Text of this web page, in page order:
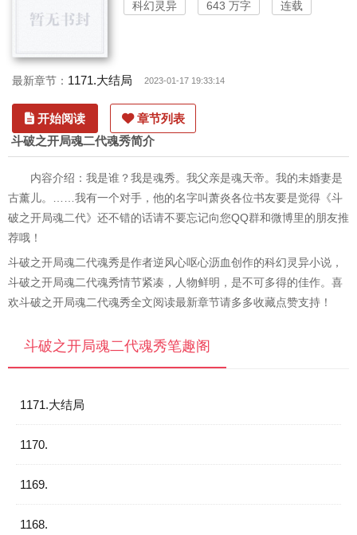
科幻灵异 643 万字 连载
最新章节： 1171.大结局 2023-01-17 19:33:14
开始阅读 章节列表
斗破之开局魂二代魂秀简介
内容介绍：我是谁？我是魂秀。我父亲是魂天帝。我的未婚妻是
古薰儿。……我有一个对手，他的名字叫萧炎各位书友要是觉得《斗
破之开局魂二代》还不错的话请不要忘记向您QQ群和微博里的朋友推
荐哦！
斗破之开局魂二代魂秀是作者逆风心呕心沥血创作的科幻灵异小说，
斗破之开局魂二代魂秀情节紧凑，人物鲜明，是不可多得的佳作。喜
欢斗破之开局魂二代魂秀全文阅读最新章节请多多收藏点赞支持！
斗破之开局魂二代魂秀笔趣阁
1171.大结局
1170.
1169.
1168.